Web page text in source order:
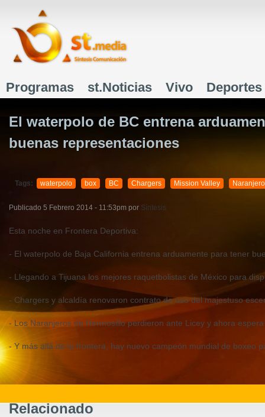
Menú principal
Programas st.Noticias Vivo Deportes
El waterpolo de BC entrena
buenas representaciones
Tags: waterpolo box BC Chargers Mission Valley
Publicado 5 Febrero 2014 - 11:53pm por Síntesis
Esta noche en Frontera Deportiva:
- El waterpolo de Baja California entrena arduamente para tener
- Llegando a Tijuana los mejores raquetbolistas de México para
- Chargers y alcaldía renovaron contrato de uso del majestuso
- Los Naranjeros de Hermosillo perdieron ante Licey y ahora
- Y más allá de la frontera, hay nuevo campeón mundial de boxeo
Relacionado